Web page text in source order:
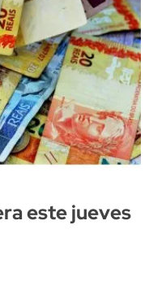
este jueves